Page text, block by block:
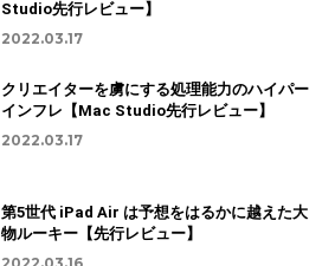
Studio先行レビュー】
2022.03.17
クリエイターを虜にする処理能力のハイパー
インフレ【Mac Studio先行レビュー】
2022.03.17
第5世代 iPad Air は予想をはるかに越えた大
物ルーキー【先行レビュー】